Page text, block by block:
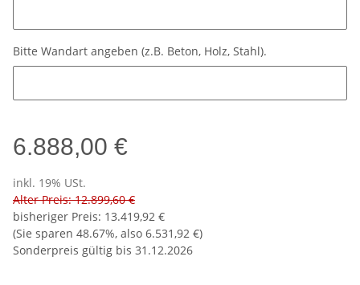
Bitte Wandart angeben (z.B. Beton, Holz, Stahl).
6.888,00 €
inkl. 19% USt.
Alter Preis: 12.899,60 €
bisheriger Preis: 13.419,92 €
(Sie sparen 48.67%, also 6.531,92 €)
Sonderpreis gültig bis 31.12.2026